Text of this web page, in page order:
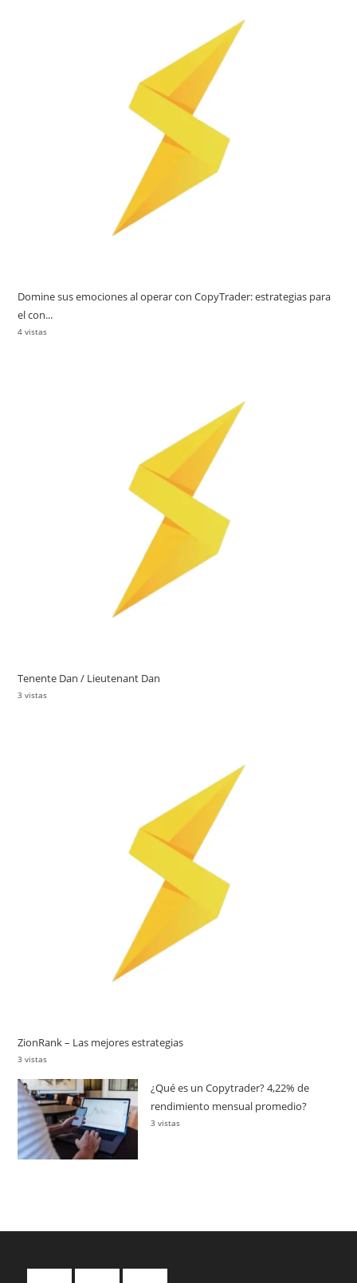
Domine sus emociones al operar con CopyTrader: estrategias para
el con...
4 vistas
Tenente Dan / Lieutenant Dan
3 vistas
ZionRank – Las mejores estrategias
3 vistas
¿Qué es un Copytrader? 4,22% de
rendimiento mensual promedio?
3 vistas